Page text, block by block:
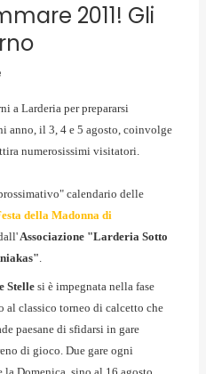
2011! Gli
a Larderia per prepararsi
anno, il 3, 4 e 5 agosto, coinvolge
numerosissimi visitatori.
calendario delle
della Madonna di
Associazione "Larderia Sotto
.
Stelle si è impegnata nella fase
al classico torneo di calcetto che
paesane di sfidarsi in gare
di gioco. Due gare ogni